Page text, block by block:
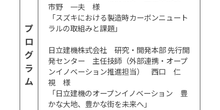
プ
ロ
グ
ラ
ム
市野 一夫 様
「スズキにおける製造時カーボンニュート
ラルの取組みと課題」
日立建機株式会社 研究・開発本部 先行開
発センター 主任技師（外部連携・オープ
ンイノベーション推進担当） 西口 仁
視 様
「日立建機のオープンイノベーション 豊
かな大地、豊かな街を未来へ」